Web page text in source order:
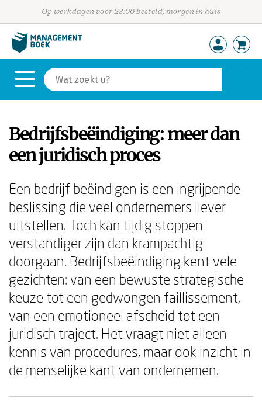
Op werkdagen voor 23:00 besteld, morgen in huis
Bedrijfsbeëindiging: meer dan
een juridisch proces
Een bedrijf beëindigen is een ingrijpende
beslissing die veel ondernemers liever
uitstellen. Toch kan tijdig stoppen
verstandiger zijn dan krampachtig
doorgaan. Bedrijfsbeëindiging kent vele
gezichten: van een bewuste strategische
keuze tot een gedwongen faillissement,
van een emotioneel afscheid tot een
juridisch traject. Het vraagt niet alleen
kennis van procedures, maar ook inzicht in
de menselijke kant van ondernemen.